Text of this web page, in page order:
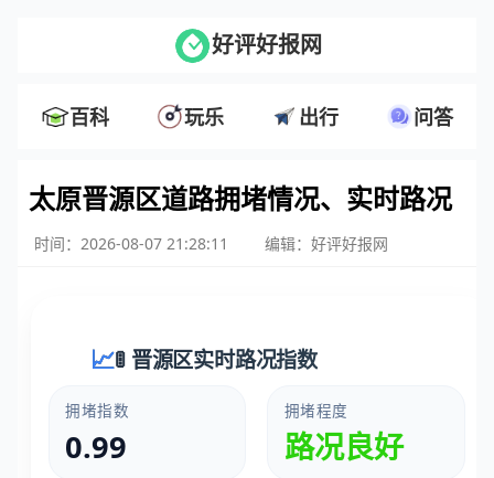
好评好报网
百科 玩乐 出行 问答
太原晋源区道路拥堵情况、实时路况
时间：2026-08-07 21:28:11 编辑：好评好报网
🚦 晋源区实时路况指数
拥堵指数
0.99
拥堵程度
路况良好